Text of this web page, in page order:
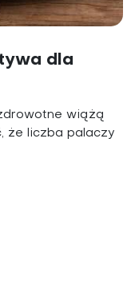
dla
wiążą
że liczba palaczy